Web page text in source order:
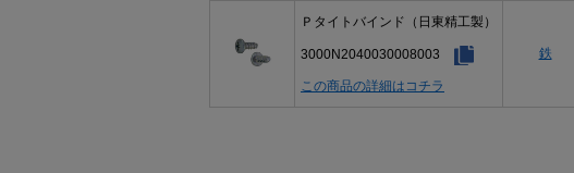
Ｐタイトバインド（日東精工製）
3000N2040030008003
この商品の詳細はコチラ
鉄